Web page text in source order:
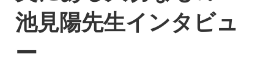
池見陽先生インタビュ
ー